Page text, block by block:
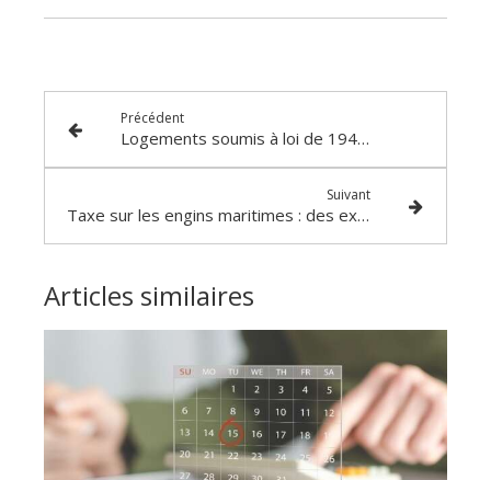
Précédent
Logements soumis à loi de 1948 : quelle revalorisation des loyers ?
Suivant
Taxe sur les engins maritimes : des exonérations pour certains navires
Articles similaires